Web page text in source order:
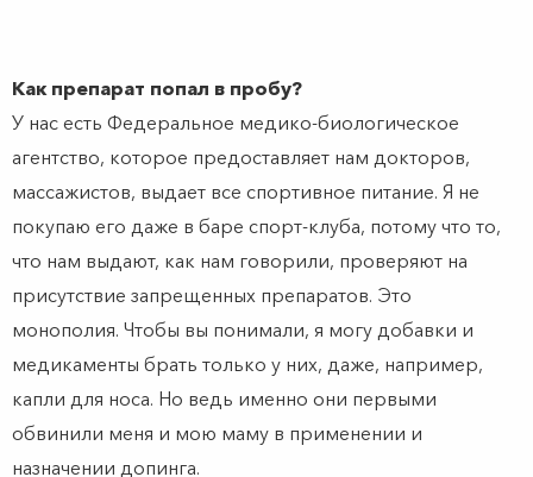
Как препарат попал в пробу?
У нас есть Федеральное медико-биологическое
агентство, которое предоставляет нам докторов,
массажистов, выдает все спортивное питание. Я не
покупаю его даже в баре спорт-клуба, потому что то,
что нам выдают, как нам говорили, проверяют на
присутствие запрещенных препаратов. Это
монополия. Чтобы вы понимали, я могу добавки и
медикаменты брать только у них, даже, например,
капли для носа. Но ведь именно они первыми
обвинили меня и мою маму в применении и
назначении допинга.